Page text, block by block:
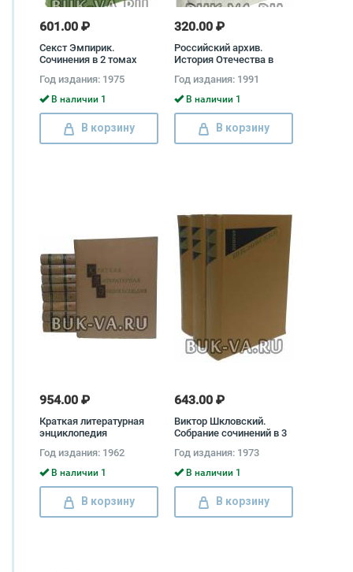
601.00 ₽
Секст Эмпирик.
Сочинения в 2 томах
Эмпирик
Год издания: 1975
В наличии 1
В корзину
320.00 ₽
Российский архив.
История Отечества в
документах XVIII - XX вв.
Выпуски I - III (комплект
из 2 книг)
Год издания: 1991
В наличии 1
В корзину
954.00 ₽
Краткая литературная
энциклопедия
Год издания: 1962
В наличии 1
В корзину
643.00 ₽
Виктор Шкловский.
Собрание сочинений в 3
Виктор Шкловский
Год издания: 1973
В наличии 1
В корзину